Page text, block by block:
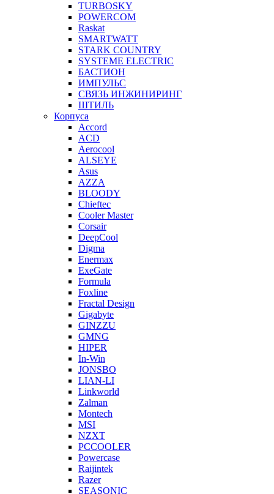
TURBOSKY
POWERCOM
Raskat
SMARTWATT
STARK COUNTRY
SYSTEME ELECTRIC
БАСТИОН
ИМПУЛЬС
СВЯЗЬ ИНЖИНИРИНГ
ШТИЛЬ
Корпуса
Accord
ACD
Aerocool
ALSEYE
Asus
AZZA
BLOODY
Chieftec
Cooler Master
Corsair
DeepCool
Digma
Enermax
ExeGate
Formula
Foxline
Fractal Design
Gigabyte
GINZZU
GMNG
HIPER
In-Win
JONSBO
LIAN-LI
Linkworld
Zalman
Montech
MSI
NZXT
PCCOOLER
Powercase
Raijintek
Razer
SEASONIC